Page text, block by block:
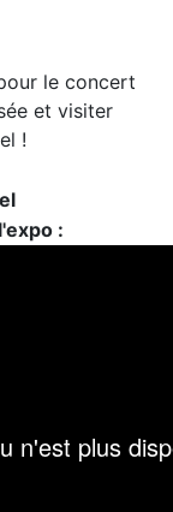
le concert
et visiter
!
: